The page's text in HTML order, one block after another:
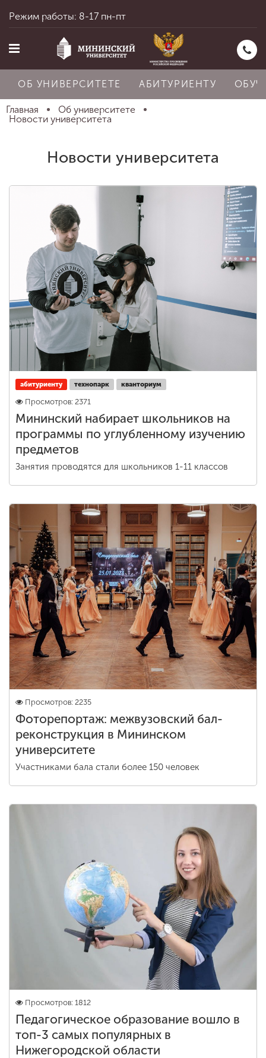
Об университете
Абитуриенту
Обучение
Наука
Международная
деятельность
Другие виды
деятельности
Студенческая жизнь
Сведения об
образовательной
организации
ENG SPN CHI
Приемная
комиссия
+7 (831) 262-26-20
Режим работы: 8-17 пн-пт
ОБ УНИВЕРСИТЕТЕ АБИТУРИЕНТУ
Главная
Об университете
Новости университета
Новости университета
абитуриенту технопарк кванториум
Просмотров: 2371
Мининский набирает школьников на
программы по углубленному изучению
предметов
Занятия проводятся для школьников 1-11 классов
Просмотров: 2235
Фоторепортаж: межвузовский бал-
реконструкция в Мининском
университете
Участниками бала стали более 150 человек
Просмотров: 1812
Педагогическое образование вошло в
топ-3 самых популярных в
Нижегородской области